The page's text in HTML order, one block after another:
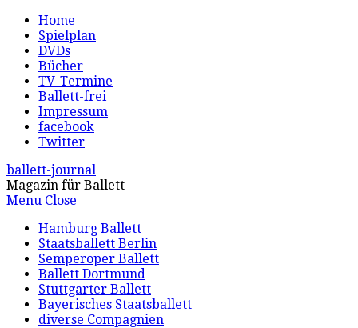
Home
Spielplan
DVDs
Bücher
TV-Termine
Ballett-frei
Impressum
facebook
Twitter
ballett-journal
Magazin für Ballett
Menu Close
Hamburg Ballett
Staatsballett Berlin
Semperoper Ballett
Ballett Dortmund
Stuttgarter Ballett
Bayerisches Staatsballett
diverse Compagnien